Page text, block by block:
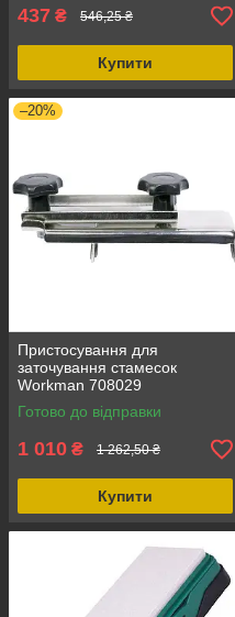
437 ₴ 546,25 ₴
Купити
–20%
Пристосування для
заточування стамесок
Workman 708029
00000042357, метал, 135 мм,
45 мм, вуглецева сталь,
Готово до відправки
1 010 ₴ 1 262,50 ₴
Купити